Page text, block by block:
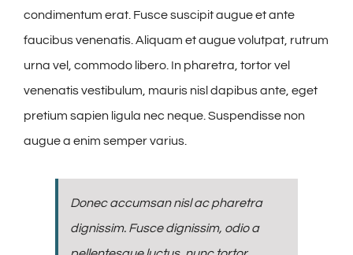
condimentum erat. Fusce suscipit augue et ante
faucibus venenatis. Aliquam et augue volutpat, rutrum
urna vel, commodo libero. In pharetra, tortor vel
venenatis vestibulum, mauris nisl dapibus ante, eget
pretium sapien ligula nec neque. Suspendisse non
augue a enim semper varius.
Donec accumsan nisl ac pharetra
dignissim. Fusce dignissim, odio a